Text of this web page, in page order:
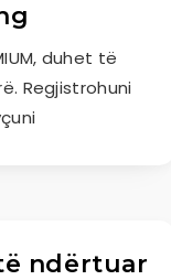
duhet të
Regjistrohuni
ndërtuar